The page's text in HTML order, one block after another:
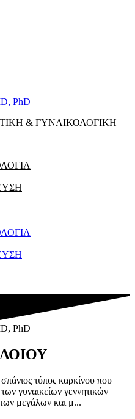
PhD
& ΓΥΝΑΙΚΟΛΟΓΙΚΗ
PhD
τύπος καρκίνου που
γυναικείων γεννητικών
μεγάλων και μ...